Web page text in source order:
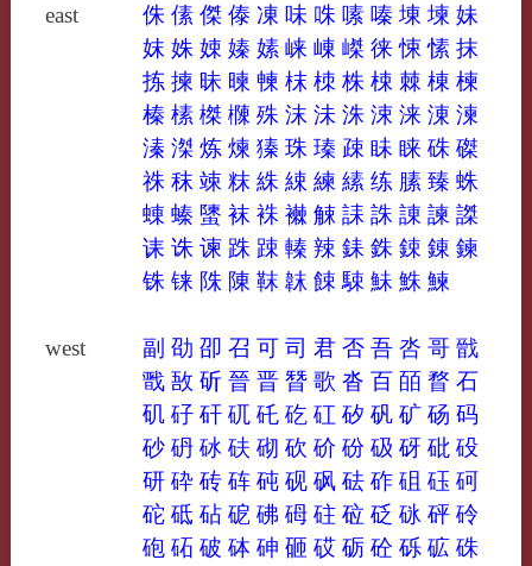
east 侏 傃 傑 傣 凍 味 咮 嗉 嗪 埬 堜 妹
妺 姝 娕 嫀 嫊 崃 崠 嵥 徕悚愫 抹
拣 揀 昧 暕 朄 枺 栜 株 梀 棘 棟 楝
榛 榡 榤 樄 殊 沫 沬 洙 涑 涞 涷 湅
溱 滐 炼 煉 獉 珠 瑧 疎 眛 睐 硃 磔
祩 秣 竦 粖 絑 綀 練 縤 练 膆 臻 蛛
蝀 螓 螴 袜 袾 襋 觫 誄 誅 諌 諫 謋
诔 诛 谏 跦 踈 轃 辣 銇 銖 鋉 錬 鍊
铢 铼 陎 陳 靺 韎 餗 駷 鮇 鮢 鰊
west 副 劭 卲 召 可 司 君 否 吾 呇 哥 戩
戬 敔 斫 晉 晋 朁 歌 沓 百 皕 瞀 石
矶 矷 矸 矹 矺 矻 矼 矽 矾 矿 砀 码
砂 砃 砅 砆 砌 砍 砎 砏 砐 砑 砒 砓
研 砕 砖 砗 砘 砚 砜 砝 砟 砠 砡 砢
砣 砥 砧 砨 砩 砪 砫 砬 砭 砯 砰 砱
砲 砳 破 砵 砷 砸 砹 砺 砼 砾 砿 硃